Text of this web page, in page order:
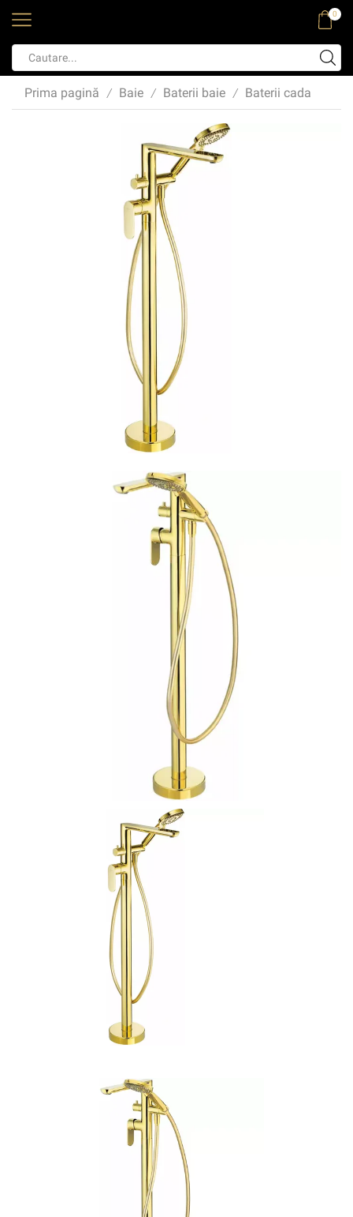
0
Prima pagină / Baie / Baterii baie / Baterii cada